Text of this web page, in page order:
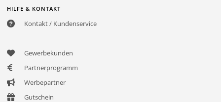
HILFE & KONTAKT
Kontakt / Kundenservice
Gewerbekunden
Partnerprogramm
Werbepartner
Gutschein